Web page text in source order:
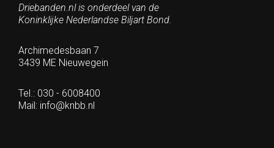
Driebanden.nl is onderdeel van de
Koninklijke Nederlandse Biljart Bond.
Archimedesbaan 7
3439 ME Nieuwegein
Tel.: 030 - 6008400
Mail: info@knbb.nl